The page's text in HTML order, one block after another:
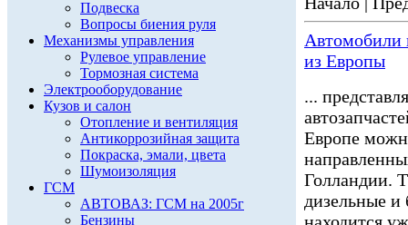
Подвеска
Вопросы биения руля
Механизмы управления
Рулевое управление
Тормозная система
Электрооборудование
Кузов и салон
Отопление и вентиляция
Антикоррозийная защита
Покраска, эмали, цвета
Шумоизоляция
ГСМ
АВТОВАЗ: ГСМ на 2005г
Бензины
Автомобили
из Европы
...
Европе
Голландии.
дизельные